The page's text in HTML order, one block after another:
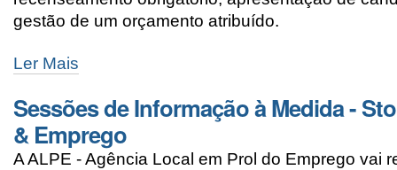
gestão de um orçamento atribuído.
Ler Mais
Sessões de Informação à Medida -
& Emprego
A ALPE - Agência Local em Prol do Emprego vai